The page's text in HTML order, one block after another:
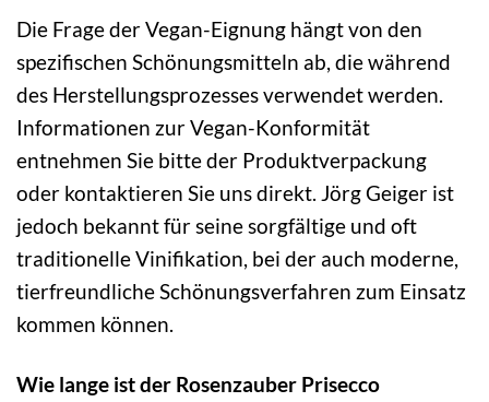
Die Frage der Vegan-Eignung hängt von den
spezifischen Schönungsmitteln ab, die während
des Herstellungsprozesses verwendet werden.
Informationen zur Vegan-Konformität
entnehmen Sie bitte der Produktverpackung
oder kontaktieren Sie uns direkt. Jörg Geiger ist
jedoch bekannt für seine sorgfältige und oft
traditionelle Vinifikation, bei der auch moderne,
tierfreundliche Schönungsverfahren zum Einsatz
kommen können.
Wie lange ist der Rosenzauber Prisecco